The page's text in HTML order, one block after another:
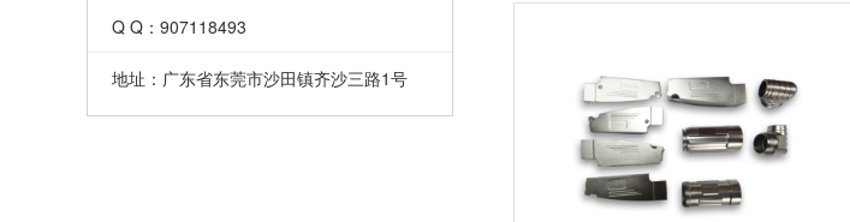
Q Q：907118493
地址：广东省东莞市沙田镇齐沙三路1号